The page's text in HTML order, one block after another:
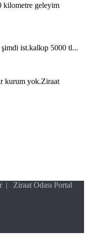
kilometre geleyim
şimdi ist.kalkıp 5000 tl...
kurum yok.Ziraat
| Ziraat Odası Portal